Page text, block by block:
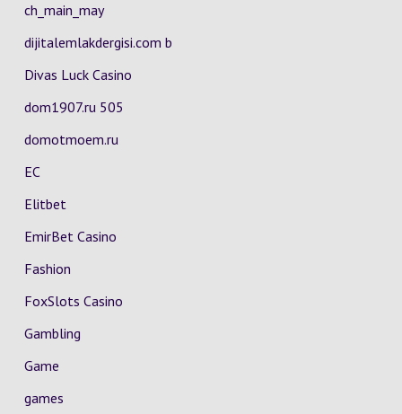
ch_main_may
dijitalemlakdergisi.com b
Divas Luck Casino
dom1907.ru 505
domotmoem.ru
EC
Elitbet
EmirBet Casino
Fashion
FoxSlots Casino
Gambling
Game
games